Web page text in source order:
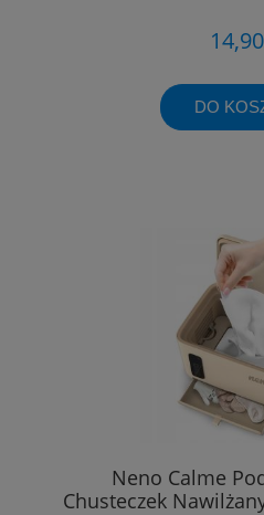
DO
Neno Calme
Chusteczek